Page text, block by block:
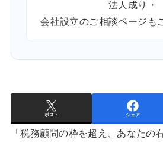
法人成り・
会社設立のご相談ページ も
ポスト シェア
「税務顧問の枠を超え、あなたの